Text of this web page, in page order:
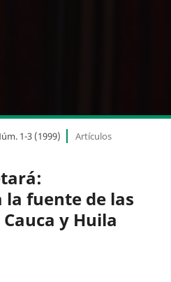
1-3 (1999) Artículos
fuente de las
y Huila